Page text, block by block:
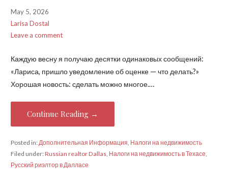
May 5, 2026
Larisa Dostal
Leave a comment
Каждую весну я получаю десятки одинаковых сообщений:
«Лариса, пришло уведомление об оценке — что делать?»
Хорошая новость: сделать можно многое.…
Continue Reading →
Posted in:Дополнительная Информация, Налоги на недвижимость
Filed under:Russian realtor Dallas, Налоги на недвижимость в Техасе,
Русский риэлтор в Далласе